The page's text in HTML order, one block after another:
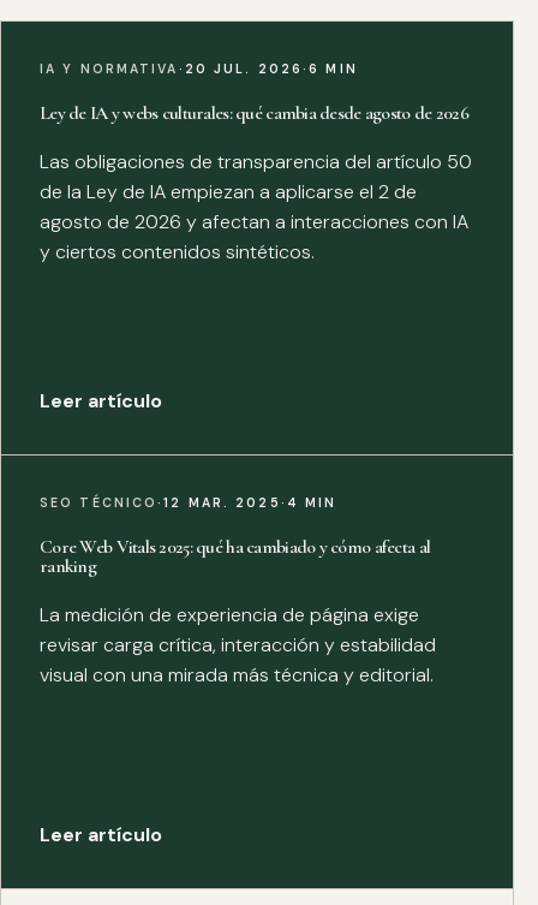
IA Y NORMATIVA · 20 JUL. 2026·6 MIN
Ley de IA y webs culturales: qué cambia desde agosto de 2026
Las obligaciones de transparencia del artículo 50
de la Ley de IA empiezan a aplicarse el 2 de
agosto de 2026 y afectan a interacciones con IA
y ciertos contenidos sintéticos.
Leer artículo
SEO TÉCNICO·12 MAR. 2025 · 4 MIN
Core Web Vitals 2025: qué ha cambiado y cómo afecta al
ranking
La medición de experiencia de página exige
revisar carga crítica, interacción y estabilidad
visual con una mirada más técnica y editorial.
Leer artículo